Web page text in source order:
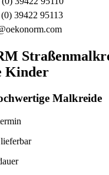
39422 95113
Kinder
Malkreide